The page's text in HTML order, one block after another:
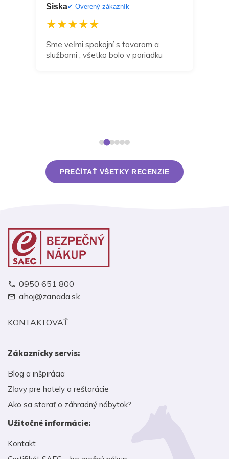
Siska✔ Overený zákazník
★★★★★
Sme veľmi spokojní s tovarom a
službami , všetko bolo v poriadku
PREČÍTAŤ VŠETKY RECENZIE
Užitočné informácie:
Kontakt
Zákaznícky servis:
Blog a inšpirácia
Zľavy pre hotely a reštarácie
Ako sa starať o záhradný nábytok?
0950 651 800
ahoj@zanada.sk
KONTAKTOVAŤ